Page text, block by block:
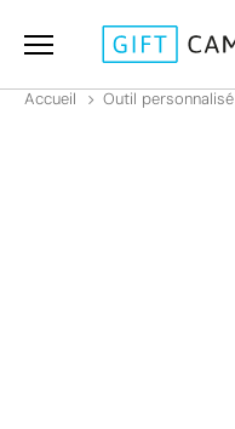
Accueil Outil personnalisé